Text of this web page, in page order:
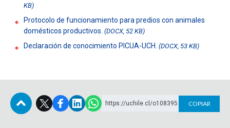
KB)
Protocolo de funcionamiento para predios con animales
domésticos productivos. (DOCX, 52 KB)
Declaración de conocimiento PICUA-UCH. (DOCX, 53 KB)
https://uchile.cl/o108395 COPIAR